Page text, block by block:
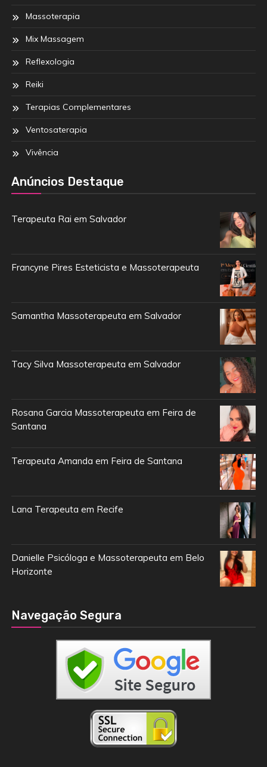
Massoterapia
Mix Massagem
Reflexologia
Reiki
Terapias Complementares
Ventosaterapia
Vivência
Anúncios Destaque
Terapeuta Rai em Salvador
Francyne Pires Esteticista e Massoterapeuta
Samantha Massoterapeuta em Salvador
Tacy Silva Massoterapeuta em Salvador
Rosana Garcia Massoterapeuta em Feira de
Santana
Terapeuta Amanda em Feira de Santana
Lana Terapeuta em Recife
Danielle Psicóloga e Massoterapeuta em Belo
Horizonte
Navegação Segura